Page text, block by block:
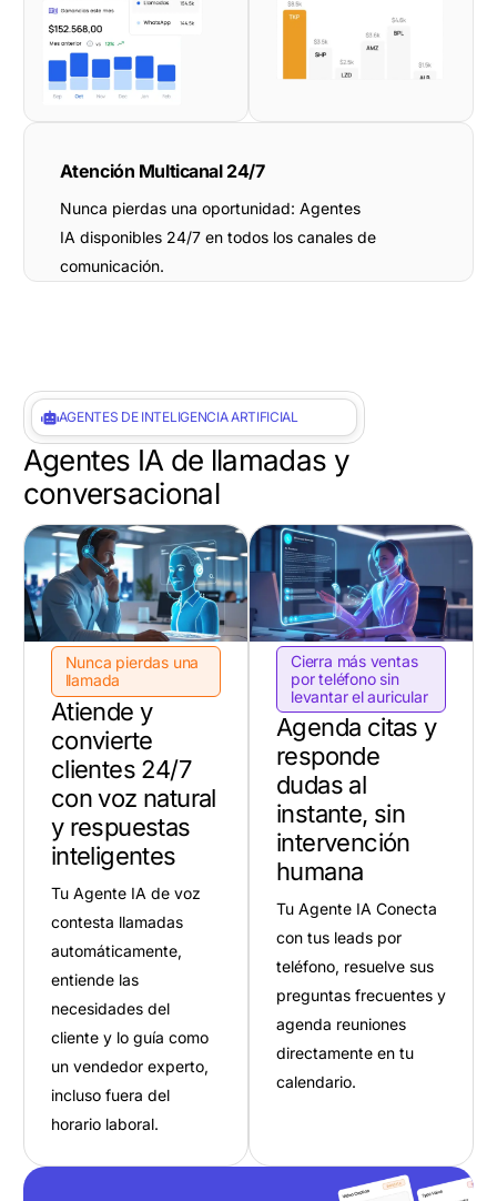
Atención Multicanal 24/7
Nunca pierdas una oportunidad: Agentes
IA disponibles 24/7 en todos los canales de
comunicación.
AGENTES DE INTELIGENCIA ARTIFICIAL
Agentes IA de llamadas y
conversacional
Nunca pierdas una
llamada
Atiende y
convierte
clientes 24/7
con voz natural
y respuestas
inteligentes
Tu Agente IA de voz
contesta llamadas
automáticamente,
entiende las
necesidades del
cliente y lo guía como
un vendedor experto,
incluso fuera del
horario laboral.
Cierra más ventas
por teléfono sin
levantar el auricular
Agenda citas y
responde
dudas al
instante, sin
intervención
humana
Tu Agente IA Conecta
con tus leads por
teléfono, resuelve sus
preguntas frecuentes y
agenda reuniones
directamente en tu
calendario.